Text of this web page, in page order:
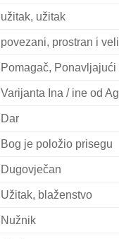
užitak, užitak
povezani, prostran i
Pomagač, Ponavljajući
Varijanta Ina / ine od
Dar
Bog je položio prisegu
Dugovječan
Užitak, blaženstvo
Nužnik